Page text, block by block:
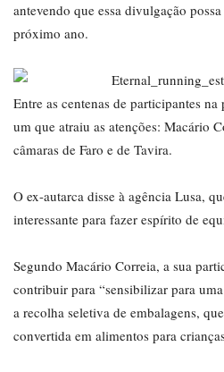
antevendo que essa divulgação
próximo ano.
Entre as centenas de participantes
um que atraiu as atenções: Macário
câmaras de Faro e de Tavira.
O ex-autarca disse à agência Lusa,
interessante para fazer espírito de
Segundo Macário Correia, a sua
contribuir para “sensibilizar para
a recolha seletiva de embalagens,
convertida em alimentos para